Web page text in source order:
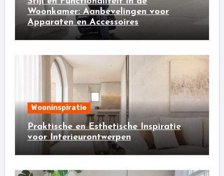
Woonkamer: Aanbevelingen voor
Apparaten en Accessoires
Wooninspiratie
Praktische en Esthetische Inspiratie
voor Interieurontwerpen